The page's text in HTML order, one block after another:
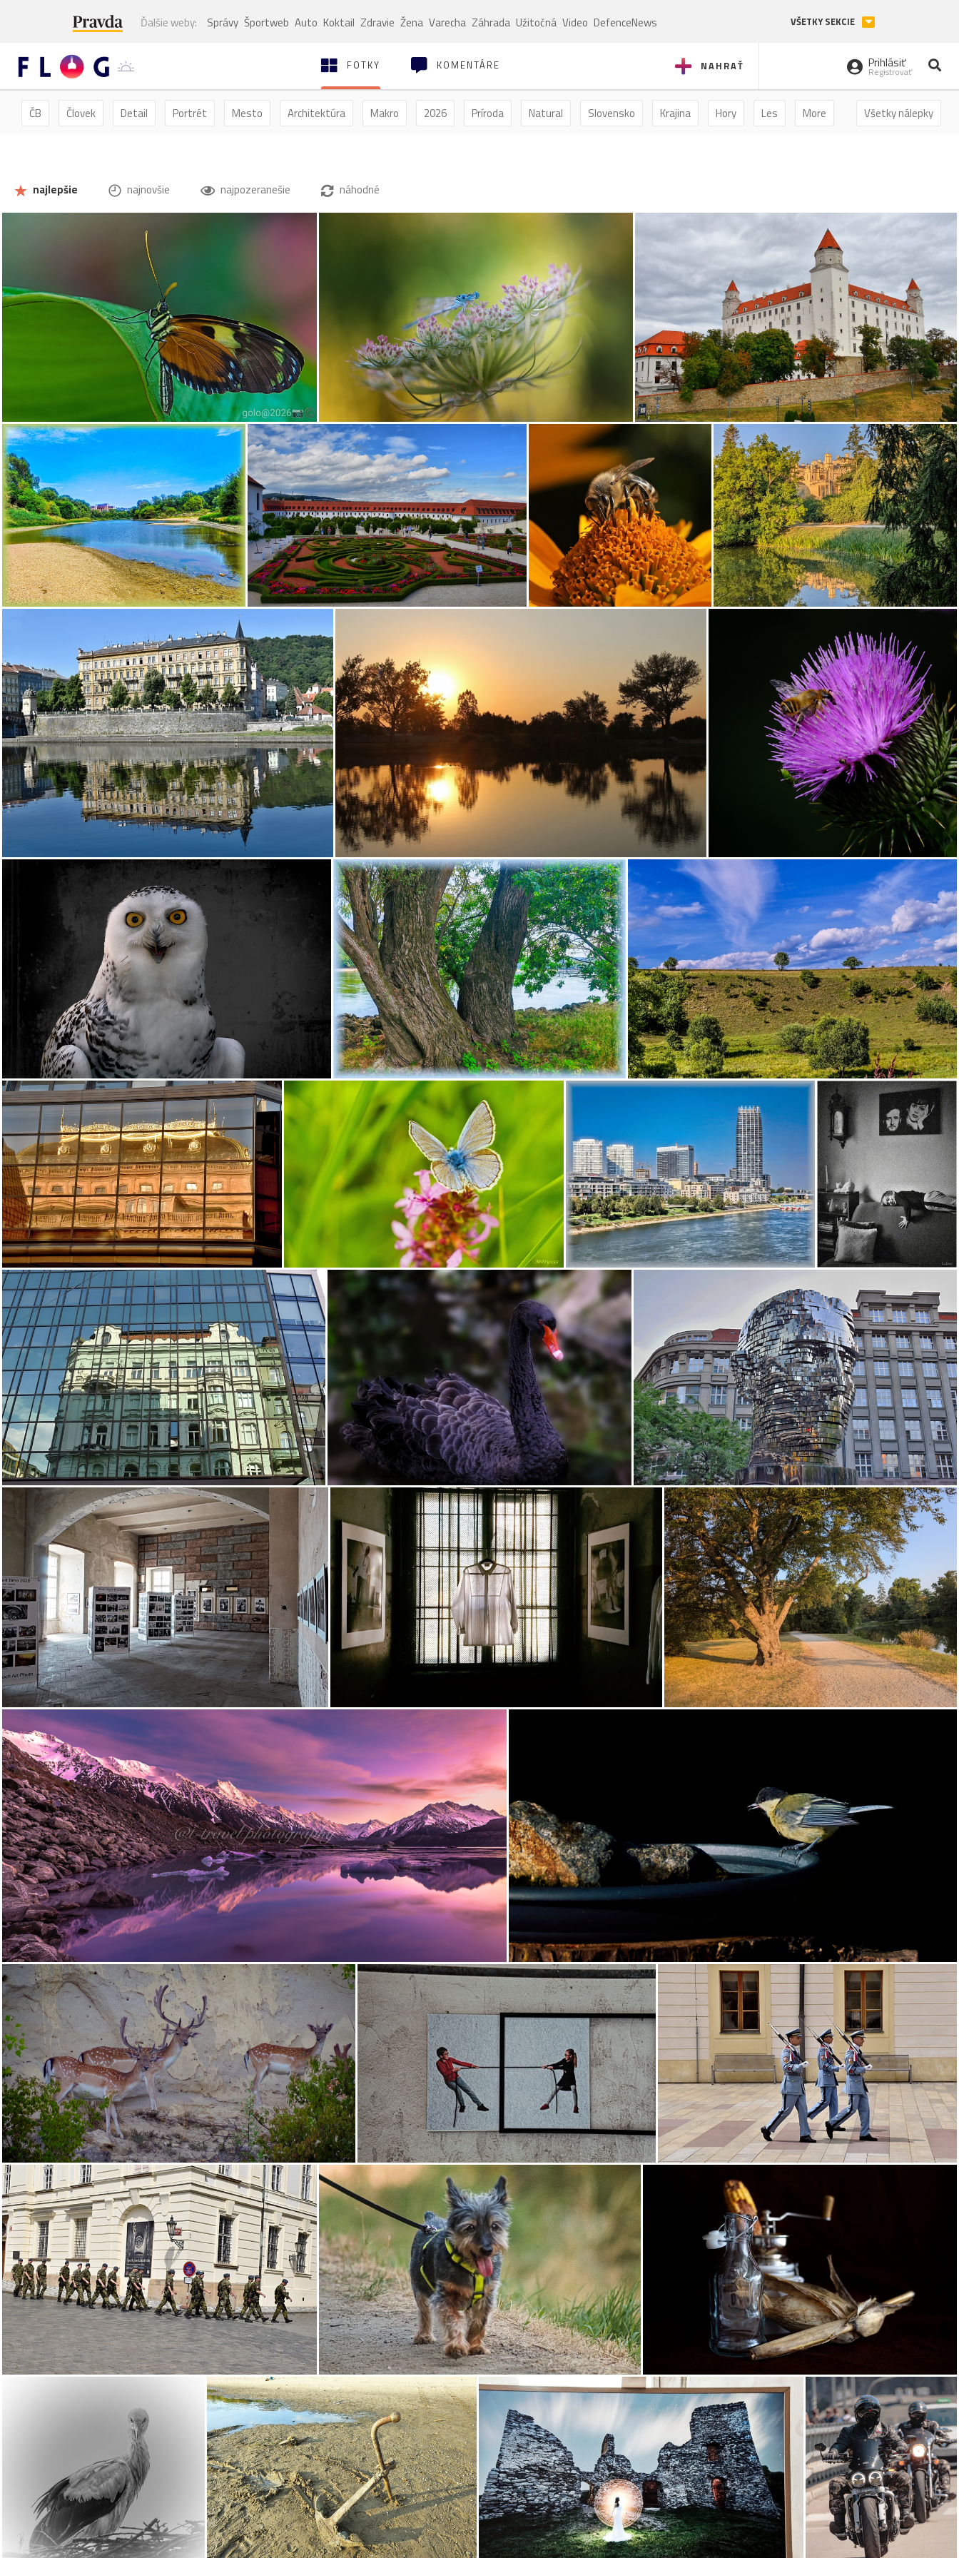
Ďalšie weby: Správy Športweb Auto Koktail Zdravie Žena Varecha Záhrada Užitočná Video DefenceNews VŠETKY SEKCIE
NAHRAŤ
FOTKY KOMENTÁRE Prihlásiť
Registrovať
Všetky nálepky
ČB Človek Detail Portrét Mesto Architektúra Makro 2026 Príroda Natural Slovensko Krajina Hory Les More
najlepšie najnovšie najpozeranešie náhodné